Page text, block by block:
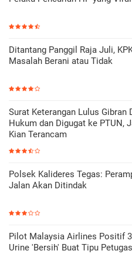
Ditantang Panggil Raja Juli,
Masalah Berani atau Tidak
Surat Keterangan Lulus Gibran
Hukum dan Digugat ke PTUN,
Kian Terancam
Polsek Kalideres Tegas:
Jalan Akan Ditindak
Pilot Malaysia Airlines Positif
Urine 'Bersih' Buat Tipu Petugas